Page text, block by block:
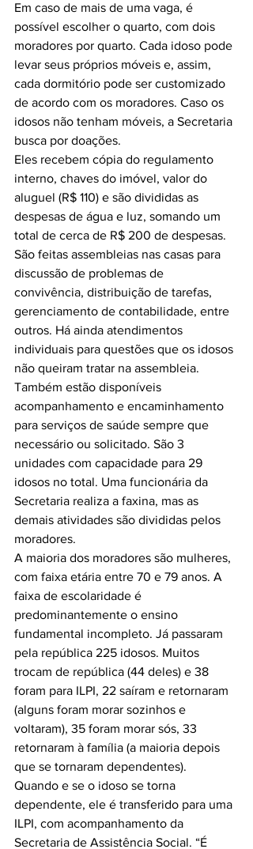
Em caso de mais de uma vaga, é
possível escolher o quarto, com dois
moradores por quarto. Cada idoso pode
levar seus próprios móveis e, assim,
cada dormitório pode ser customizado
de acordo com os moradores. Caso os
idosos não tenham móveis, a Secretaria
busca por doações.
Eles recebem cópia do regulamento
interno, chaves do imóvel, valor do
aluguel (R$ 110) e são divididas as
despesas de água e luz, somando um
total de cerca de R$ 200 de despesas.
São feitas assembleias nas casas para
discussão de problemas de
convivência, distribuição de tarefas,
gerenciamento de contabilidade, entre
outros. Há ainda atendimentos
individuais para questões que os idosos
não queiram tratar na assembleia.
Também estão disponíveis
acompanhamento e encaminhamento
para serviços de saúde sempre que
necessário ou solicitado. São 3
unidades com capacidade para 29
idosos no total. Uma funcionária da
Secretaria realiza a faxina, mas as
demais atividades são divididas pelos
moradores.
A maioria dos moradores são mulheres,
com faixa etária entre 70 e 79 anos. A
faixa de escolaridade é
predominantemente o ensino
fundamental incompleto. Já passaram
pela república 225 idosos. Muitos
trocam de república (44 deles) e 38
foram para ILPI, 22 saíram e retornaram
(alguns foram morar sozinhos e
voltaram), 35 foram morar sós, 33
retornaram à família (a maioria depois
que se tornaram dependentes).
Quando e se o idoso se torna
dependente, ele é transferido para uma
ILPI, com acompanhamento da
Secretaria de Assistência Social. “É